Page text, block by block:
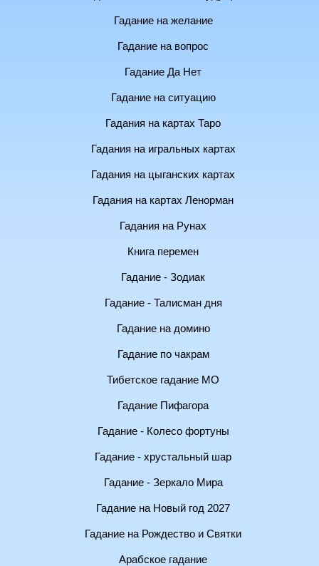
Гадание на желание
Гадание на вопрос
Гадание Да Нет
Гадание на ситуацию
Гадания на картах Таро
Гадания на игральных картах
Гадания на цыганских картах
Гадания на картах Ленорман
Гадания на Рунах
Книга перемен
Гадание - Зодиак
Гадание - Талисман дня
Гадание на домино
Гадание по чакрам
Тибетское гадание МО
Гадание Пифагора
Гадание - Колесо фортуны
Гадание - хрустальный шар
Гадание - Зеркало Мира
Гадание на Новый год 2027
Гадание на Рождество и Святки
Арабское гадание